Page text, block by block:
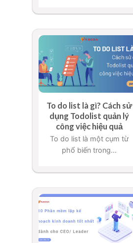
To do list là gì? Cách sử
dụng Todolist quản lý
công việc hiệu quả
To do list là một cụm từ
phổ biến trong...